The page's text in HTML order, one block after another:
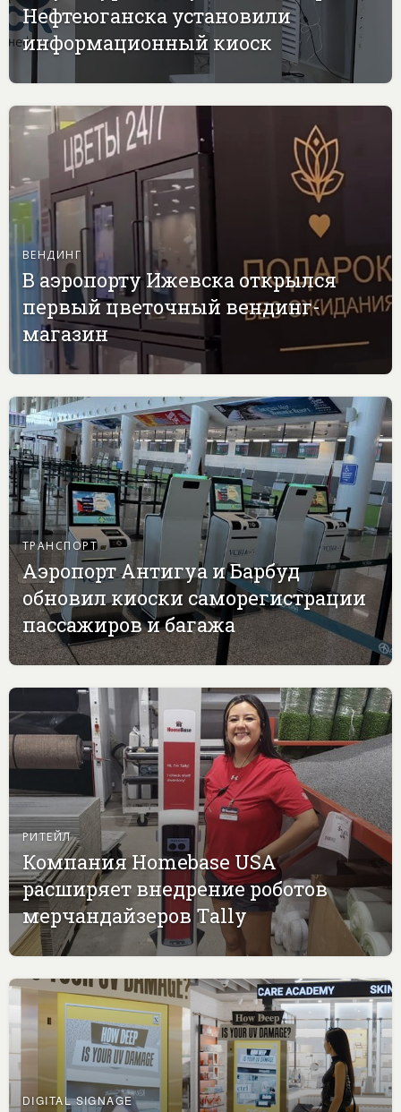
Нефтеюганска установили
информационный киоск
ВЕНДИНГ
В аэропорту Ижевска открылся
первый цветочный вендинг-
магазин
ТРАНСПОРТ
Аэропорт Антигуа и Барбуд
обновил киоски саморегистрации
пассажиров и багажа
РИТЕЙЛ
Компания Homebase USA
расширяет внедрение роботов
мерчандайзеров Tally
DIGITAL SIGNAGE